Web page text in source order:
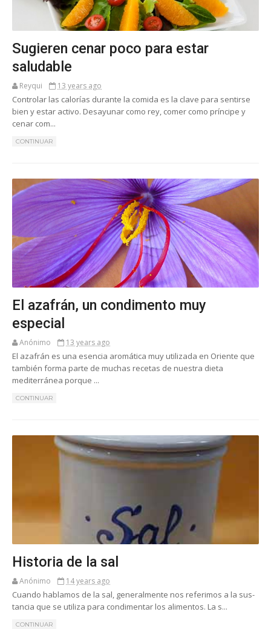
Sugieren cenar poco para estar
saludable
Reyqui 13 years ago
Controlar las calorías durante la comida es la clave para sentirse
bien y estar activo. Desayunar como rey, comer como príncipe y
cenar com...
CONTINUAR
El azafrán, un condimento muy
especial
Anónimo 13 years ago
El azafrán es una esencia aromática muy utilizada en Oriente que
también forma parte de muchas recetas de nuestra dieta
mediterránea porque ...
CONTINUAR
Historia de la sal
Anónimo 14 years ago
Cuan­do ha­bla­mos de la sal, ge­ne­ral­men­te nos re­fe­ri­mos a la sus­
tan­cia que se uti­li­za pa­ra con­di­men­tar los ali­men­tos. La s...
CONTINUAR